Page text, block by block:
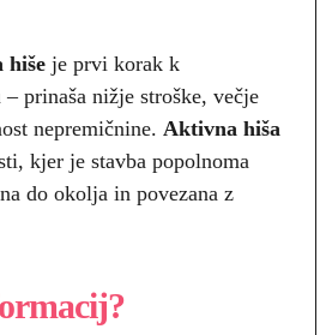
hiše je prvi korak k
prinaša nižje stroške, večje
nepremičnine. Aktivna hiša
kjer je stavba popolnoma
do okolja in povezana z